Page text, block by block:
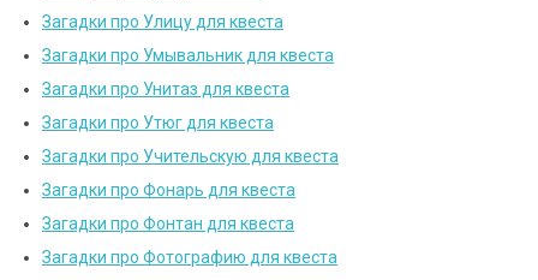
Загадки про Улицу для квеста
Загадки про Умывальник для квеста
Загадки про Унитаз для квеста
Загадки про Утюг для квеста
Загадки про Учительскую для квеста
Загадки про Фонарь для квеста
Загадки про Фонтан для квеста
Загадки про Фотографию для квеста